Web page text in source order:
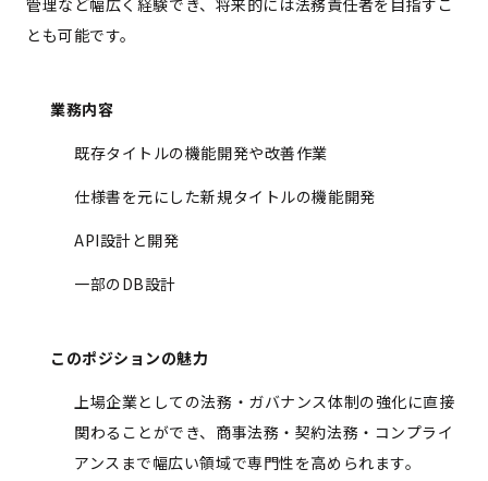
とも可能です。
業務内容
既存タイトルの機能開発や改善作業
仕様書を元にした新規タイトルの機能開発
API設計と開発
一部のDB設計
このポジションの魅力
上場企業としての法務・ガバナンス体制の強化に直接
関わることができ、商事法務・契約法務・コンプライ
アンスまで幅広い領域で専門性を高められます。